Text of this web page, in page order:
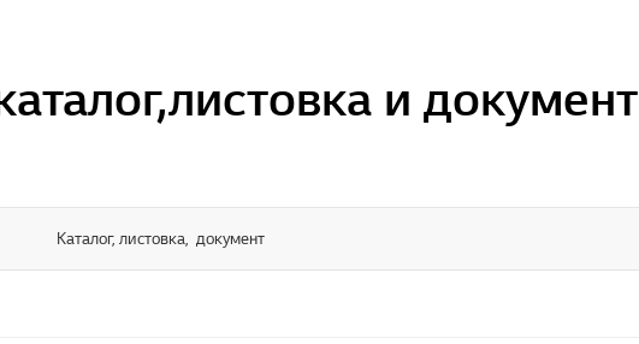
листовка и документ
Каталог, листовка, документ